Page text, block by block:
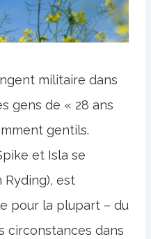
militaire dans
gens de « 28 ans
gentils.
et Isla se
Ryding), est
pour la plupart – du
circonstances dans